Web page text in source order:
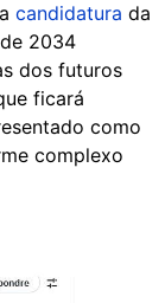
candidatura da
2034
dos futuros
ficará
como
complexo